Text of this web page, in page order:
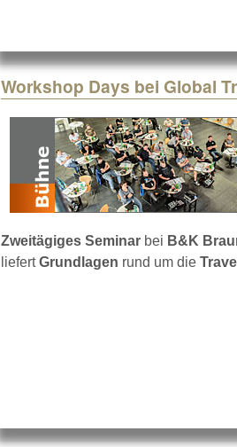
Workshop Days bei Global
Zweitägiges Seminar bei B&K
liefertGrundlagen rund um die